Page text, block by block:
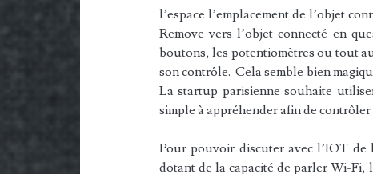
l’espace l’emplacement de l’objet
Remove vers l’objet connecté en
boutons, les potentiomètres ou tout
son contrôle. Cela semble bien
La startup parisienne souhaite
simple à appréhender afin de
Pour pouvoir discuter avec l’IOT de
dotant de la capacité de parler Wi-Fi,